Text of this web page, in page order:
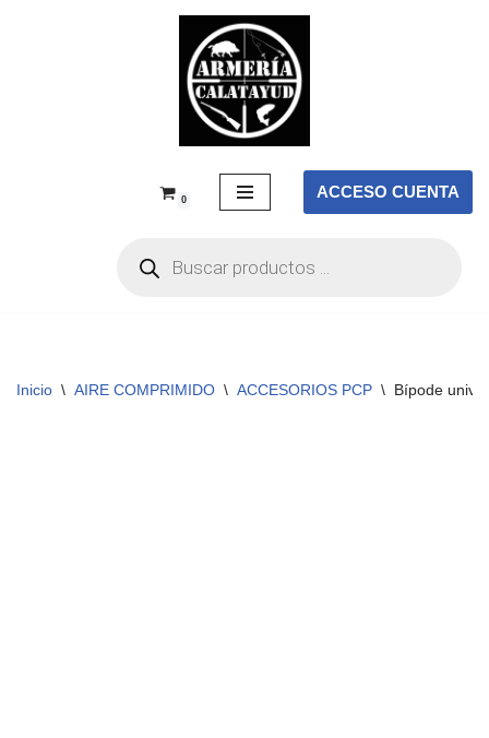
0 ACCESO CUENTA
Inicio \ AIRE COMPRIMIDO \ ACCESORIOS PCP \ Bípode